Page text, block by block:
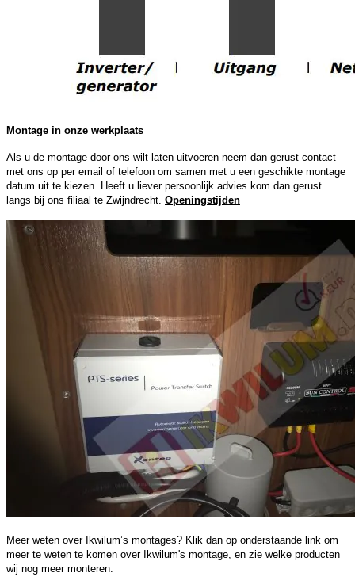
Montage in onze werkplaats
Als u de montage door ons wilt laten uitvoeren neem dan gerust contact
met ons op per email of telefoon om samen met u een geschikte montage
datum uit te kiezen. Heeft u liever persoonlijk advies kom dan gerust
langs bij ons filiaal te Zwijndrecht. Openingstijden
Meer weten over Ikwilum’s montages? Klik dan op onderstaande link om
meer te weten te komen over Ikwilum's montage, en zie welke producten
wij nog meer monteren.